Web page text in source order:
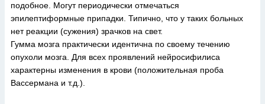
подобное. Могут периодически отмечаться
эпилептиформные припадки. Типично, что у таких больных
нет реакции (сужения) зрачков на свет.
Гумма мозга практически идентична по своему течению
опухоли мозга. Для всех проявлений нейросифилиса
характерны изменения в крови (положительная проба
Вассермана и т.д.).